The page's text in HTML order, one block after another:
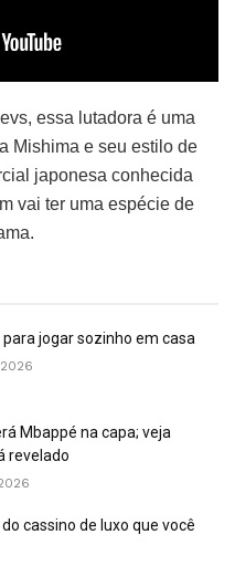
essa lutadora é uma
Mishima e seu estilo de
japonesa conhecida
vai ter uma espécie de
jogar sozinho em casa
Mbappé na capa; veja
revelado
cassino de luxo que você